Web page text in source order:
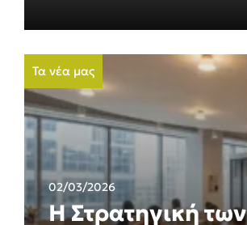
Τα νέα μας
02/03/2026
Η Στρατηγική των